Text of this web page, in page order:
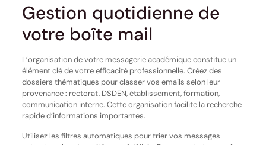
Gestion quotidienne de
votre boîte mail
L’organisation de votre messagerie académique constitue un
élément clé de votre efficacité professionnelle. Créez des
dossiers thématiques pour classer vos emails selon leur
provenance : rectorat, DSDEN, établissement, formation,
communication interne. Cette organisation facilite la recherche
rapide d’informations importantes.
Utilisez les filtres automatiques pour trier vos messages